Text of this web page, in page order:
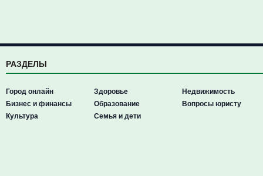
РАЗДЕЛЫ
Город онлайн
Бизнес и финансы
Культура
Здоровье
Образование
Семья и дети
Недвижимость
Вопросы юристу